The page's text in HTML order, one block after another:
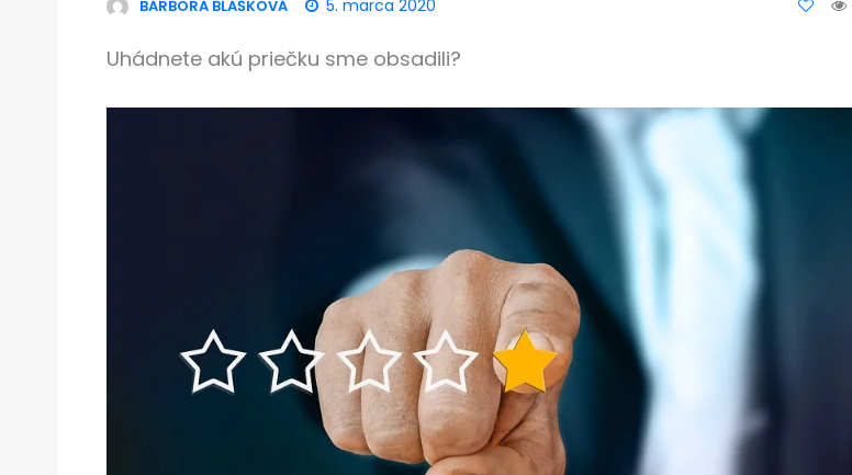
BARBORA BLAŠKOVÁ 5. marca 2020
Uhádnete akú priečku sme obsadili?